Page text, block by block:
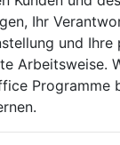
Ihr
und Ihre
Arbeitsweise.
Programme